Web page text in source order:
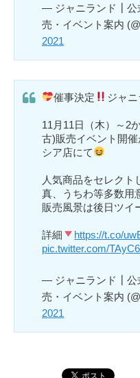
— ジャニランド┃公
売・イベント案内
2021
催事決定 ジャ
11月11日（木）～2
古)販売イベント開催
シア店にて
人気商品をセレクト
真、うちわ等多数用
販売風景は後日ツイ
詳細
https://t.co/
pic.twitter.com/
— ジャニランド┃公
売・イベント案内
2021